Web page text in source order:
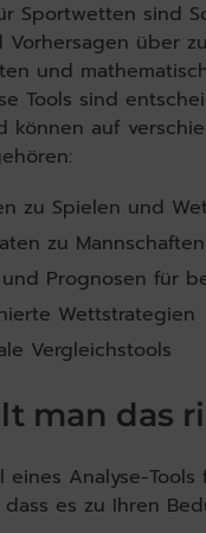
Sportwetten sind
Vorhersagen über
und
Tools sind
können auf
zu Spielen und
zu
Prognosen für
Wettstrategien
Vergleichstools
man das
eines Analyse-
dass es zu Ihren